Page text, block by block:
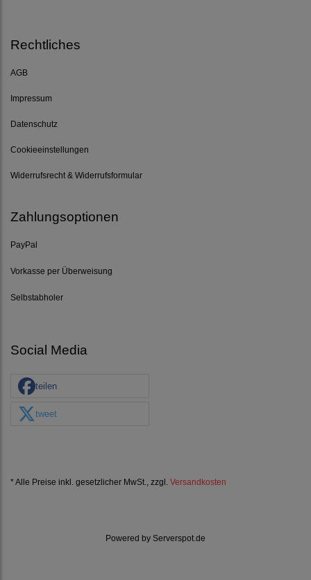
Rechtliches
AGB
Impressum
Datenschutz
Cookieeinstellungen
Widerrufsrecht & Widerrufsformular
Zahlungsoptionen
PayPal
Vorkasse per Überweisung
Selbstabholer
Social Media
teilen
tweet
* Alle Preise inkl. gesetzlicher MwSt., zzgl. Versandkosten
Powered by Serverspot.de